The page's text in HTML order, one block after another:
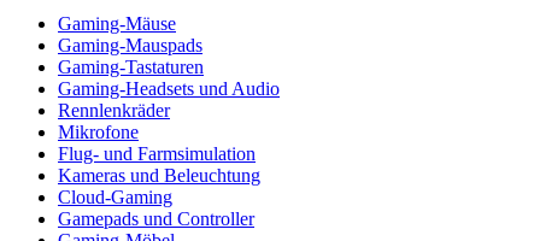
Gaming-Mäuse
Gaming-Mauspads
Gaming-Tastaturen
Gaming-Headsets und Audio
Rennlenkräder
Mikrofone
Flug- und Farmsimulation
Kameras und Beleuchtung
Cloud-Gaming
Gamepads und Controller